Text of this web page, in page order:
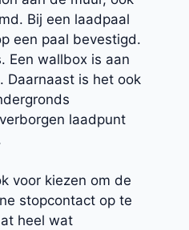
Bij een laadpaal
een paal bevestigd.
Een wallbox is aan
Daarnaast is het ook
laadpunt
voor kiezen om de
stopcontact op te
heel wat